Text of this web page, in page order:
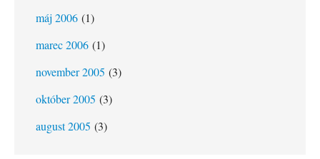
máj 2006 (1)
marec 2006 (1)
november 2005 (3)
október 2005 (3)
august 2005 (3)